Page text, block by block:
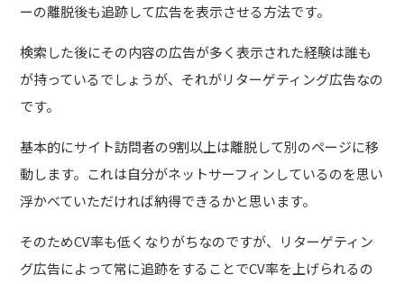
ーの離脱後も追跡して広告を表示させる方法です。
検索した後にその内容の広告が多く表示された経験は誰も
が持っているでしょうが、それがリターゲティング広告なの
です。
基本的にサイト訪問者の9割以上は離脱して別のページに移
動します。これは自分がネットサーフィンしているのを思い
浮かべていただければ納得できるかと思います。
そのためCV率も低くなりがちなのですが、リターゲティン
グ広告によって常に追跡をすることでCV率を上げられるの